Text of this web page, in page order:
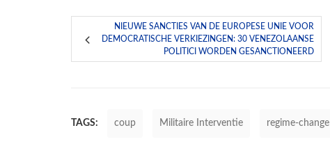
NIEUWE SANCTIES VAN DE EUROPESE UNIE VOOR
DEMOCRATISCHE VERKIEZINGEN: 30 VENEZOLAANSE
POLITICI WORDEN GESANCTIONEERD
TAGS: coup Militaire Interventie regime-change